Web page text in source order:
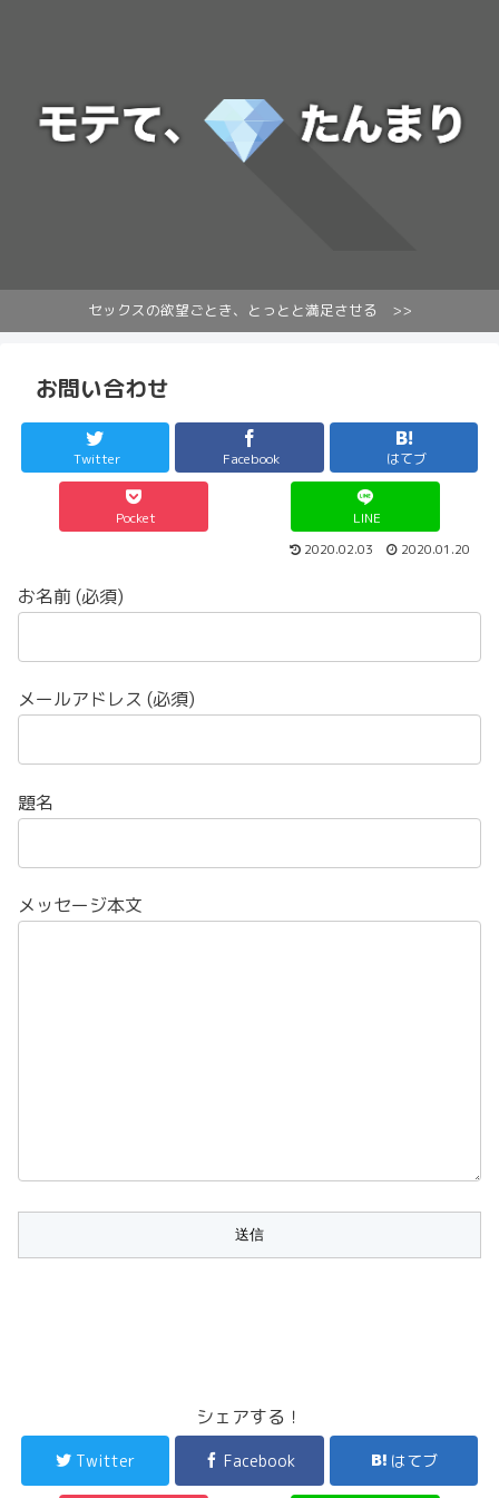
セックスの欲望ごとき、とっとと満足させる >>
お問い合わせ
Twitter Facebook はてブ
Pocket LINE
2020.02.03 2020.01.20
お名前 (必須)
メールアドレス (必須)
題名
メッセージ本文
シェアする！
Twitter Facebook はてブ